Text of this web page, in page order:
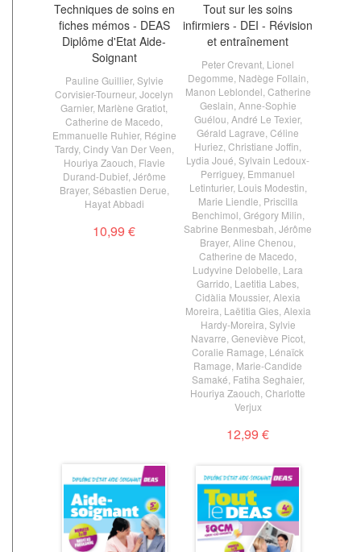
Techniques de soins en
fiches mémos - DEAS
Diplôme d'Etat Aide-
Soignant
Pauline Guillier, Sylvie
Corvisier-Tourneur, Jocelyn
Garnier, Marlène Gratiot
Catherine de Macedo
Emmanuelle Ruhier, Régine
Tardy, Cindy Van Der Veen
Houriya Zaouch Flavie
Durand-Dubief, Jérôme
Brayer, Sébastien Derue
Hayat Abbadi
10,99 €
Tout sur les soins
infirmiers - DEI - Révision
et entraînement
Peter Crevant Lionel
Degomme Nadège Follain
Manon Leblondel Catherine
Geslain Anne-Sophie
Guélou André Le Texier,
Gérald Lagrave Céline
Huriez Christiane Joffin
Lydia Joué Sylvain Ledoux-
Perriguey, Emmanuel
Letinturier, Louis Modestin
Marie Liendle Priscilla
Benchimol Grégory Milin
Sabrine Benmesbah Jérôme
Brayer, Aline Chenou
Catherine de Macedo
Ludyvine Delobelle Lara
Garrido Laetitia Labes
Cidàlia Moussier, Alexia
Moreira Laëtitia Gies, Alexia
Hardy-Moreira Sylvie
Navarre Geneviève Picot,
Coralie Ramage Lénaïck
Ramage Marie-Candide
Samaké Fatiha Seghaier,
Houriya Zaouch Charlotte
Verjux
12,99 €